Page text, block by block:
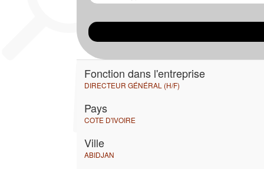
Fonction dans l'entreprise
DIRECTEUR GÉNÉRAL (H/F)
Pays
COTE D'IVOIRE
Ville
ABIDJAN